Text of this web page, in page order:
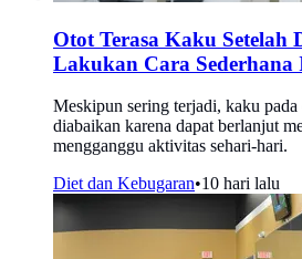
Otot Terasa Kaku Setelah
Lakukan Cara Sederhana
Meskipun sering terjadi, kaku
diabaikan karena dapat berlanjut
mengganggu aktivitas sehari-hari.
Diet dan Kebugaran•10 hari lalu